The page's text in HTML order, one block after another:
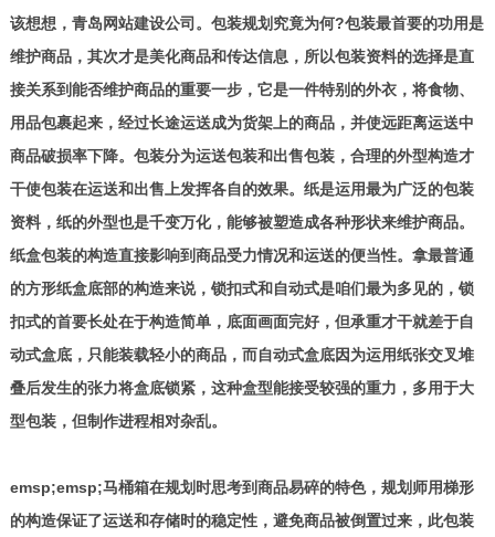
该想想，青岛网站建设公司。包装规划究竟为何?包装最首要的功用是
维护商品，其次才是美化商品和传达信息，所以包装资料的选择是直
接关系到能否维护商品的重要一步，它是一件特别的外衣，将食物、
用品包裹起来，经过长途运送成为货架上的商品，并使远距离运送中
商品破损率下降。包装分为运送包装和出售包装，合理的外型构造才
干使包装在运送和出售上发挥各自的效果。纸是运用最为广泛的包装
资料，纸的外型也是千变万化，能够被塑造成各种形状来维护商品。
纸盒包装的构造直接影响到商品受力情况和运送的便当性。拿最普通
的方形纸盒底部的构造来说，锁扣式和自动式是咱们最为多见的，锁
扣式的首要长处在于构造简单，底面画面完好，但承重才干就差于自
动式盒底，只能装载轻小的商品，而自动式盒底因为运用纸张交叉堆
叠后发生的张力将盒底锁紧，这种盒型能接受较强的重力，多用于大
型包装，但制作进程相对杂乱。
emsp;emsp;马桶箱在规划时思考到商品易碎的特色，规划师用梯形
的构造保证了运送和存储时的稳定性，避免商品被倒置过来，此包装